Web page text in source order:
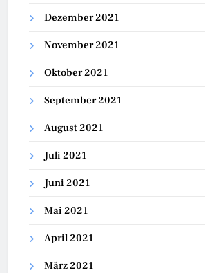
Dezember 2021
November 2021
Oktober 2021
September 2021
August 2021
Juli 2021
Juni 2021
Mai 2021
April 2021
März 2021